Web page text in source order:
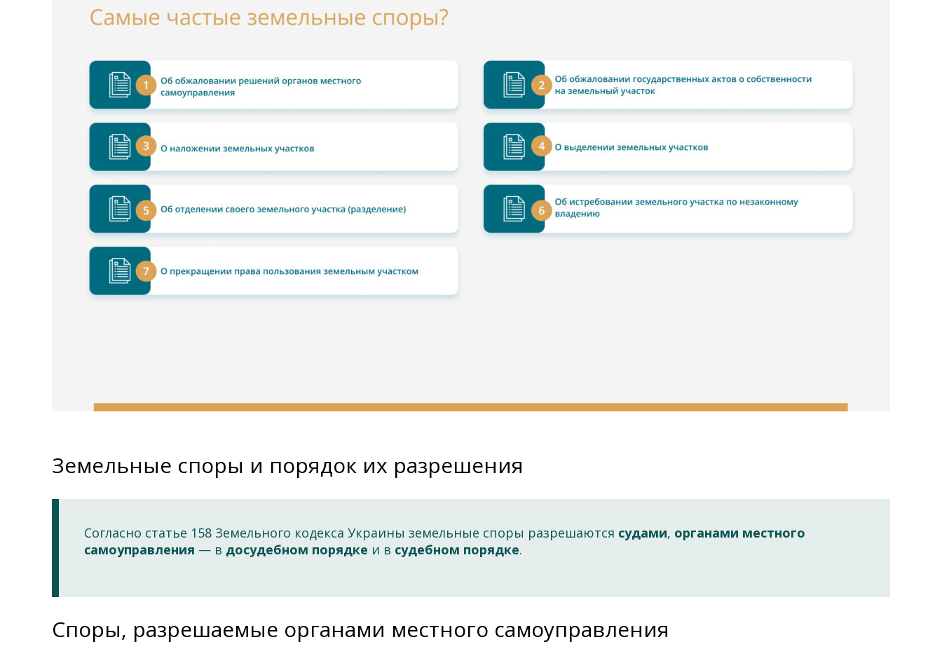
Земельные споры и порядок их разрешения
Согласно статье 158 Земельного кодекса Украины земельные споры разрешаются судами, органами местного
самоуправления — в досудебном порядке и в судебном порядке.
Споры, разрешаемые органами местного самоуправления